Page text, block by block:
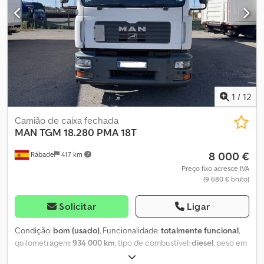
direita interior – 14 mm Traseira direita exterior – 13 mm
1 / 12
Rábade 417 km
Camião de caixa fechada
MAN TGM 18.280 PMA 18T
8 000 €
Preço fixo acresce IVA
(9 680 € bruto)
Solicitar Ligar
Condição: bom (usado), Funcionalidade:totalmente funcional,
quilometragem:934 000 km, tipo de combustível:diesel, peso em
18 500 kg